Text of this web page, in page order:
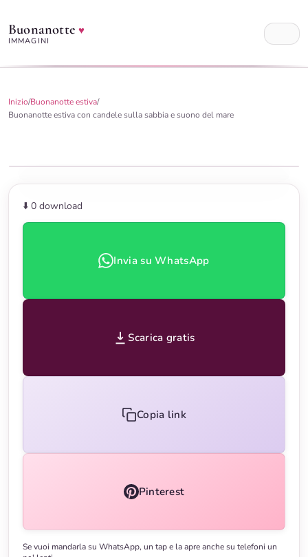
Buonanotte♥
IMMAGINI
Inizio/Buonanotte estiva/
Buonanotte estiva con candele sulla sabbia e suono del mare
⬇️ 0 download
Invia su WhatsApp
Scarica gratis
Copia link
Pinterest
Se vuoi mandarla su WhatsApp, un tap e la apre anche su telefoni un